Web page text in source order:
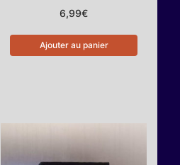
6,99€
Ajouter au panier